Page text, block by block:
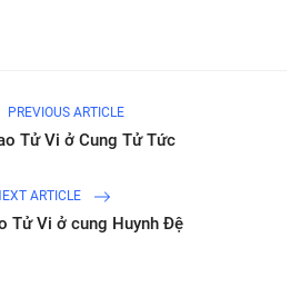
PREVIOUS ARTICLE
Tử Vi ở Cung Tử Tức
ARTICLE
Tử Vi ở cung Huynh Đệ